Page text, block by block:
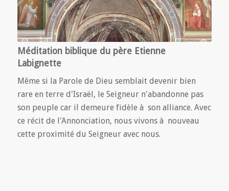
Méditation biblique du père Etienne
Labignette
Même si la Parole de Dieu semblait devenir bien
rare en terre d'Israël, le Seigneur n'abandonne pas
son peuple car il demeure fidèle à son alliance. Avec
ce récit de l'Annonciation, nous vivons à nouveau
cette proximité du Seigneur avec nous.